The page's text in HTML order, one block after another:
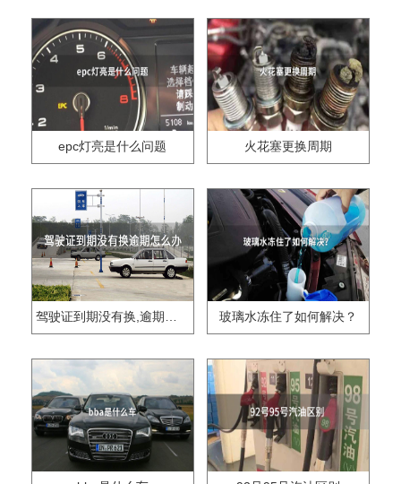
epc灯亮是什么问题 火花塞更换周期
驾驶证到期没有换,逾期怎么办?? 玻璃水冻住了如何解决？